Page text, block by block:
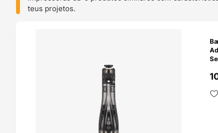
teus projetos.